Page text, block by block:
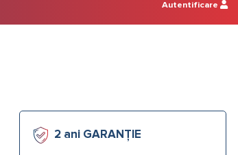
Autentificare
2 ani GARANȚIE